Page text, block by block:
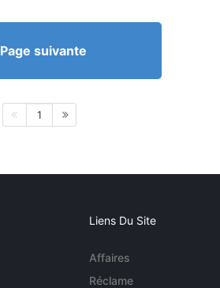
Page suivante
1
Liens Du Site
Affaires
Réclame